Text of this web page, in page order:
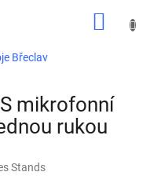
Břeclav
mikrofonní
rukou
Stands